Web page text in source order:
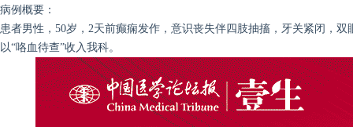
病例概要：
患者男性，50岁， 2天前癫痫发作，意识丧失伴四肢抽搐，牙关紧闭，
以“咯血待查”收入我科。